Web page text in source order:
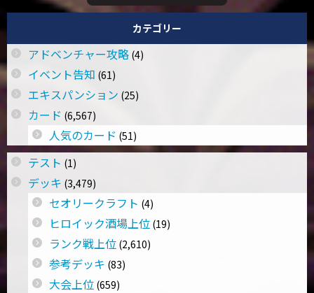
カテゴリー
アドベンチャー攻略 (4)
イベント告知 (61)
エキスパンション (25)
カード (6,567)
人気のカード (51)
テスト (1)
デッキ (3,479)
セオリークラフト (4)
ヒロイック酒場上位 (19)
ランク戦上位 (2,610)
参考デッキ (83)
大会上位 (659)